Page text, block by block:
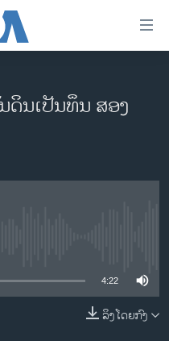
ດິນເປັນທຶນ ສອງ
4:22
ລິງໂດຍກົງ